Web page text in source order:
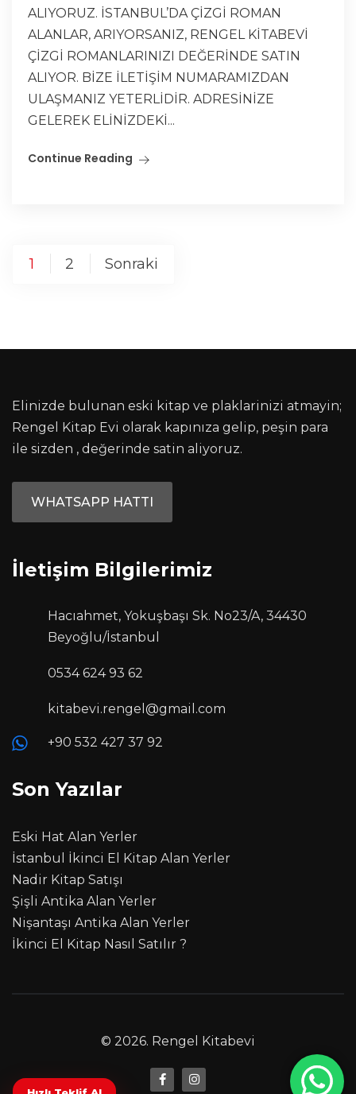
ALIYORUZ. İSTANBUL’DA ÇİZGİ ROMAN
ALANLAR, ARIYORSANIZ, RENGEL KİTABEVİ
ÇİZGİ ROMANLARINIZI DEĞERİNDE SATIN
ALIYOR. BİZE İLETİŞİM NUMARAMIZDAN
ULAŞMANIZ YETERLİDİR. ADRESİNİZE
GELEREK ELİNİZDEKİ...
Continue Reading
1 2 Sonraki
Elinizde bulunan eski kitap ve plaklarinizi atmayin;
Rengel Kitap Evi olarak kapınıza gelip, peşin para
ile sizden , değerinde satin aliyoruz.
WHATSAPP HATTI
İletişim Bilgilerimiz
Hacıahmet, Yokuşbaşı Sk. No23/A, 34430
Beyoğlu/İstanbul
0534 624 93 62
kitabevi.rengel@gmail.com
+90 532 427 37 92
Son Yazılar
Eski Hat Alan Yerler
İstanbul İkinci El Kitap Alan Yerler
Nadir Kitap Satışı
Şişli Antika Alan Yerler
Nişantaşı Antika Alan Yerler
İkinci El Kitap Nasıl Satılır ?
© 2026. Rengel Kitabevi